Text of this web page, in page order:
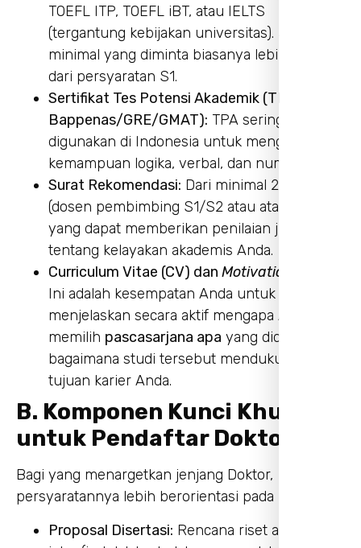
TOEFL ITP, TOEFL iBT, atau IELTS
(tergantung kebijakan universitas). Skor
minimal yang diminta biasanya lebih tinggi
dari persyaratan S1.
Sertifikat Tes Potensi Akademik (TPA
Bappenas/GRE/GMAT): TPA sering
digunakan di Indonesia untuk mengukur
kemampuan logika, verbal, dan numerik.
Surat Rekomendasi: Dari minimal 2 orang
(dosen pembimbing S1/S2 atau atasan kerja)
yang dapat memberikan penilaian jujur
tentang kelayakan akademis Anda.
Curriculum Vitae (CV) dan Motivation Letter
Ini adalah kesempatan Anda untuk
menjelaskan secara aktif mengapa Anda
memilih pascasarjana apa yang didaftar, dan
bagaimana studi tersebut mendukung
tujuan karier Anda.
B. Komponen Kunci Khusus
untuk Pendaftar Doktor (S3)
Bagi yang menargetkan jenjang Doktor,
persyaratannya lebih berorientasi pada riset:
Proposal Disertasi: Rencana riset awal yang